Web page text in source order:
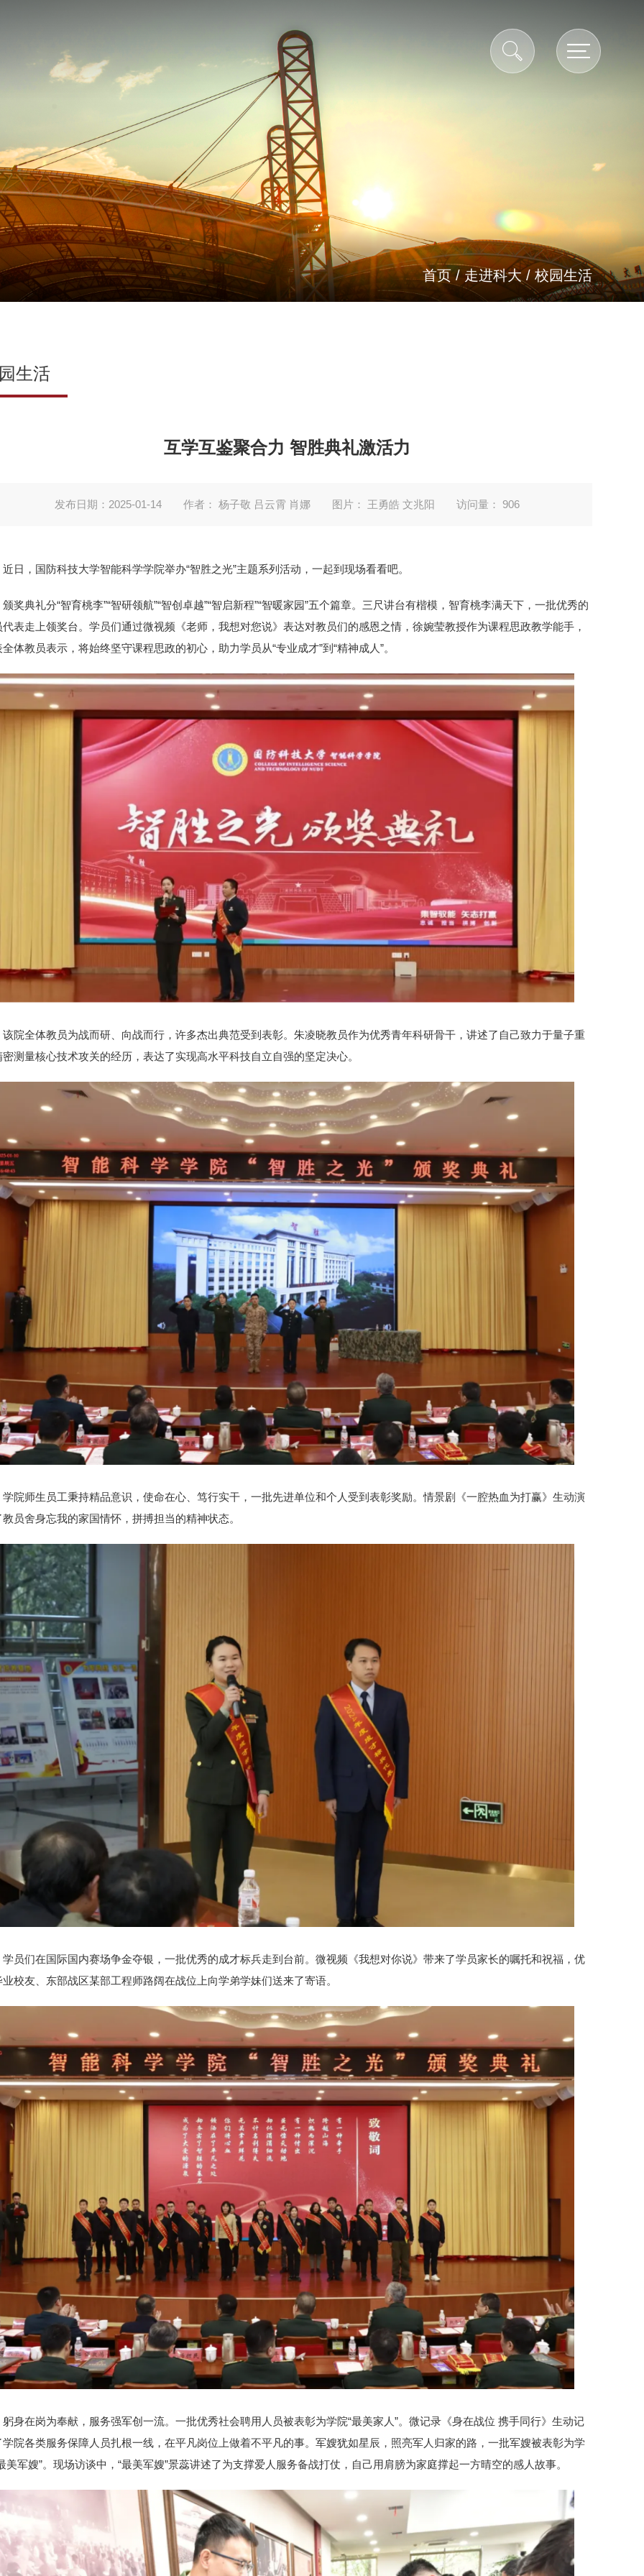
首页/ 走进科大/校园生活
生活
互学互鉴聚合力 智胜典礼激活力
发布日期：2025-01-14 作者： 杨子敬 吕云霄 肖娜 图片： 王勇皓 文兆阳 访问量： 906
近日，国防科技大学智能科学学院举办“智胜之光”主题系列活动，一起到现场看看吧。
颁奖典礼分“智育桃李”“智研领航”“智创卓越”“智启新程”“智暖家园”五个篇章。 三尺讲台有楷模，智育桃李满天下，一批优秀的
代表走上领奖台。学员们通过微视频《老师，我想对您说》表达对教员们的感恩之情，徐婉莹教授作为课程思政教学能手，
体教员表示，将始终坚守课程思政的初心，助力学员从“专业成才”到“精神成人”。
该院全体教员为战而研、向战而行，许多杰出典范受到表彰。朱凌晓教员作为优秀青年科研骨干，讲述了自己致力于量子重
密测量核心技术攻关的经历，表达了实现高水平科技自立自强的坚定决心。
学院师生员工秉持精品意识，使命在心、笃行实干，一批先进单位和个人受到表彰奖励。情景剧《一腔热血为打赢》生动演
教员舍身忘我的家国情怀，拼搏担当的精神状态。
学员们在国际国内赛场争金夺银，一批优秀的成才标兵走到台前。微视频《我想对你说》带来了学员家长的嘱托和祝福，优
业校友、东部战区某部工程师路阔在战位上向学弟学妹们送来了寄语。
躬身在岗为奉献，服务强军创一流。一批优秀社会聘用人员被表彰为学院“最美家人”。微记录《身在战位 携手同行》生动记
学院各类服务保障人员扎根一线，在平凡岗位上做着不平凡的事。军嫂犹如星辰，照亮军人归家的路，一批军嫂被表彰为学
美军嫂”。现场访谈中，“最美军嫂”景蕊讲述了为支撑爱人服务备战打仗，自己用肩膀为家庭撑起一方晴空的感人故事。